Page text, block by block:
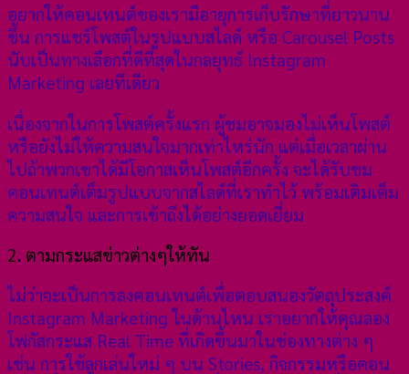
อยากให้คอนเทนต์ของเรามีอายุการเก็บรักษาที่ยาวนาน
ขึ้น การแชร์โพสต์ในรูปแบบสไลด์ หรือ Carousel Posts
นับเป็นทางเลือกที่ดีที่สุดในกลยุทธ์ Instagram
Marketing เลยทีเดียว
เนื่องจากในการโพสต์ครั้งแรก ผู้ชมอาจมองไม่เห็นโพสต์
หรือยังไม่ให้ความสนใจมากเท่าไหร่นัก แต่เมื่อเวลาผ่าน
ไปถ้าพวกเขาได้มีโอกาสเห็นโพสต์อีกครั้ง จะได้รับชม
คอนเทนต์เต็มรูปแบบจากสไลด์ที่เราทำไว้ พร้อมเติมเต็ม
ความสนใจ และการเข้าถึงได้อย่างยอดเยี่ยม
2. ตามกระแสข่าวต่างๆให้ทัน
ไม่ว่าจะเป็นการลงคอนเทนต์เพื่อตอบสนองวัตถุประสงค์
Instagram Marketing ในด้านไหน เราอยากให้คุณลอง
โฟกัสกระแส Real Time ที่เกิดขึ้นมาในช่องทางต่าง ๆ
เช่น การใช้ลูกเล่นใหม่ ๆ บน Stories, กิจกรรมหรือคอน